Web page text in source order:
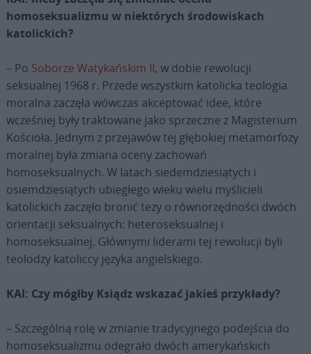
homoseksualizmu w niektórych środowiskach
katolickich?
– Po Soborze Watykańskim II, w dobie rewolucji
seksualnej 1968 r. Przede wszystkim katolicka teologia
moralna zaczęła wówczas akceptować idee, które
wcześniej były traktowane jako sprzeczne z Magisterium
Kościoła. Jednym z przejawów tej głębokiej metamorfozy
moralnej była zmiana oceny zachowań
homoseksualnych. W latach siedemdziesiątych i
osiemdziesiątych ubiegłego wieku wielu myślicieli
katolickich zaczęło bronić tezy o równorzędności dwóch
orientacji seksualnych: heteroseksualnej i
homoseksualnej. Głównymi liderami tej rewolucji byli
teolodzy katoliccy języka angielskiego.
KAI: Czy mógłby Ksiądz wskazać jakieś przykłady?
– Szczególną rolę w zmianie tradycyjnego podejścia do
homoseksualizmu odegrało dwóch amerykańskich